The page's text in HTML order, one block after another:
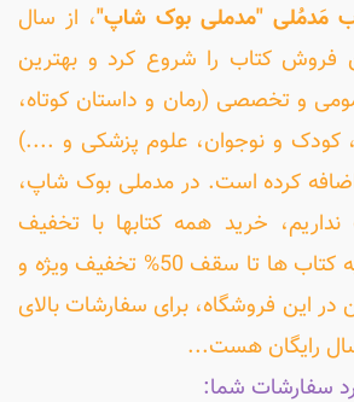
مَدمُلی "مدملی بوک شاپ"، از سال
فروش کتاب را شروع کرد و بهترین
و تخصصی (رمان و داستان کوتاه،
کودک و نوجوان، علوم پزشکی و ....)
کرده است. در مدملی بوک شاپ،
خرید همه کتابها با تخفیف
انجام می شود و کلیه کتاب ها تا سقف 50% تخفیف ویژه و
در این فروشگاه، برای سفارشات بالای
سفارشات شما: